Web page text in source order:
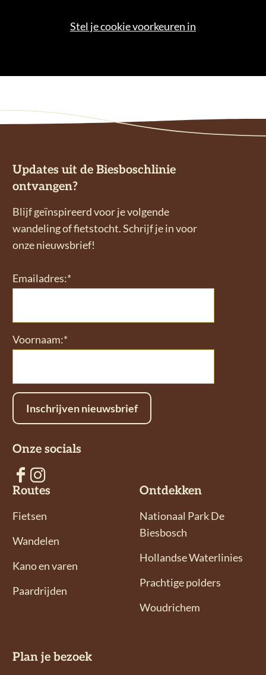
Stel je cookie voorkeuren in
Updates uit de Biesboschlinie
ontvangen?
Blijf geïnspireerd voor je volgende
wandeling of fietstocht. Schrijf je in voor
onze nieuwsbrief!
Emailadres:*
Voornaam:*
Inschrijven nieuwsbrief
Onze socials
V
o
l
o
n
o
c
V
o
l
o
n
o
s
Routes
Fietsen
Wandelen
Kano en varen
Paardrijden
Ontdekken
Nationaal Park De
Biesbosch
Hollandse Waterlinies
Prachtige polders
Woudrichem
Plan je bezoek